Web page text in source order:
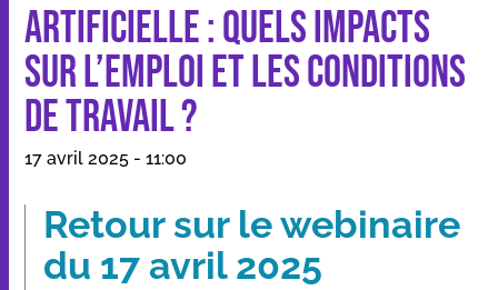
Nos applications et outils
Qui sommes-nous
Ressources
Artificielle : quels impacts
sur l’emploi et les conditions
de travail ?
17 avril 2025 - 11:00
Retour sur le webinaire
du 17 avril 2025